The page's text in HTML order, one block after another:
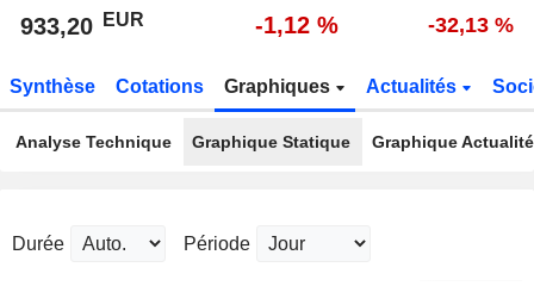
933,20 EUR -1,12 % -32,13 %
Synthèse Cotations Graphiques Actualités
Analyse Technique Graphique Statique Graphique
Durée Période